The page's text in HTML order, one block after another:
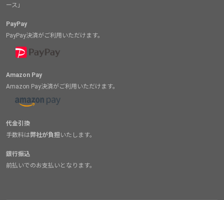
ース」
PayPay
PayPay決済がご利用いただけます。
Amazon Pay
Amazon Pay決済がご利用いただけます。
代金引換
手数料は弊社が負担いたします。
銀行振込
前払いでのお支払いとなります。